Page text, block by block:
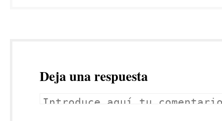
Deja una respuesta